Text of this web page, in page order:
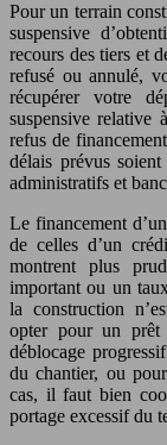
Pour un terrain
suspensive
recours des tiers et
refusé ou annulé,
récupérer votre
suspensive relative
refus de
délais prévus
administratifs et
Le financement
de celles d’un
montrent plus
important ou un
la construction
opter pour un prêt
déblocage
du chantier, ou
cas, il faut bien
portage excessif du